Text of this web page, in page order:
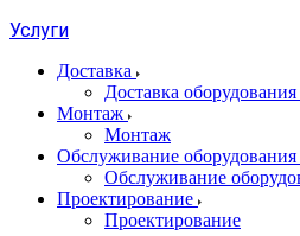
Услуги
Доставка
Доставка
Монтаж
Монтаж
Обслуживание оборудования
Обслуживание
Проектирование
Проектирование